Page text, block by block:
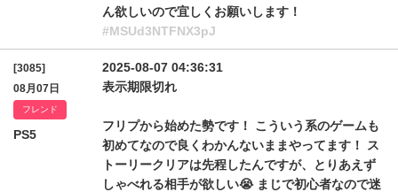
ん欲しいので宜しくお願いします！
#MSUd3NTFNX3pJ
[3085]
08月07日
フレンド
PS5
2025-08-07 04:36:31
表示期限切れ
フリプから始めた勢です！ こういう系のゲームも
初めてなので良くわかんないままやってます！ ス
トーリークリアは先程したんですが、とりあえず
しゃべれる相手が欲しい😭 まじで初心者なので迷